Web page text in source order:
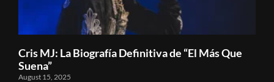
Cris MJ: La Biografía Definitiva de “El Más Que
Suena”
August 15, 2025